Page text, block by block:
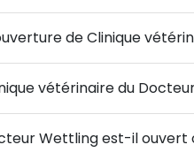
de Clinique
vétérinaire du
Wettling est-il ouvert